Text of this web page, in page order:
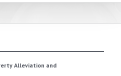
Alleviation and